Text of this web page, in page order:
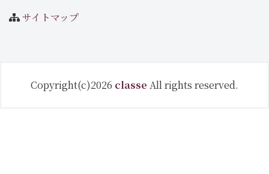
サイトマップ
Copyright(c)2026 classe All rights reserved.